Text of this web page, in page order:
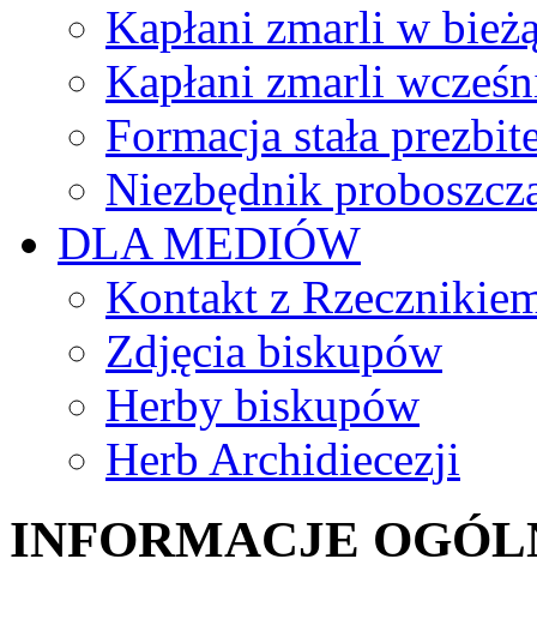
Kapłani zmarli w
Kapłani zmarli
Formacja stała
Niezbędnik
DLA MEDIÓW
Kontakt z
Zdjęcia biskupów
Herby biskupów
Herb Archidiecezji
INFORMACJE